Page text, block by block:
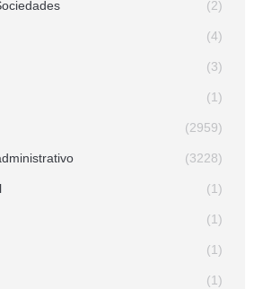
(2)
(4)
(3)
(1)
(2959)
(3228)
(1)
(1)
(1)
(1)